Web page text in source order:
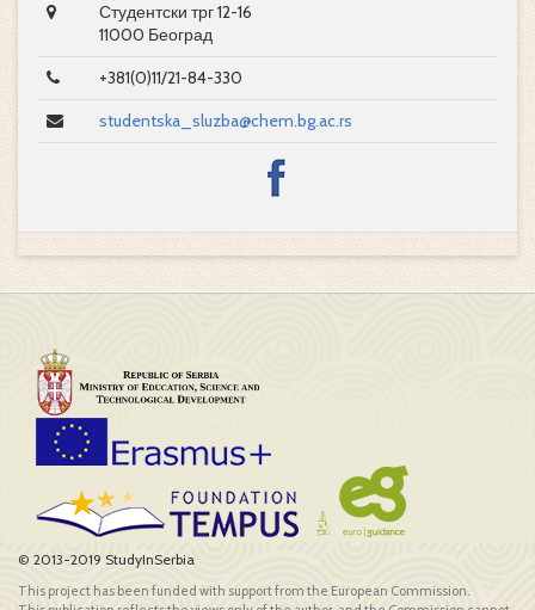
Студентски трг 12-16
11000 Београд
+381(0)11/21-84-330
studentska_sluzba@chem.bg.ac.rs
© 2013-2019 StudyInSerbia
This project has been funded with support from the European Commission.